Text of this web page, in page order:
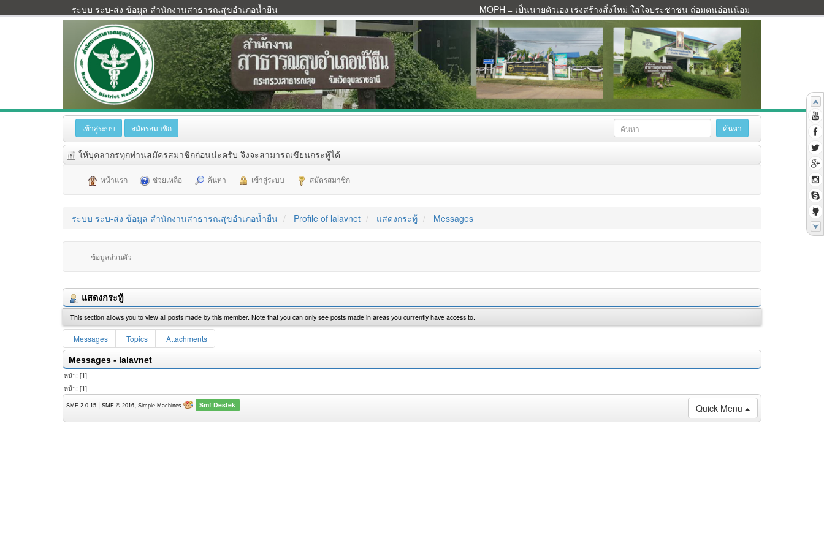
ระบบ ระบ-ส่ง ข้อมูล สำนักงานสาธารณสุขอำเภอน้ำยืน MOPH = เป็นนายตัวเอง เร่งสร้างสิ่งใหม่ ใส่ใจประชาชน ถ่อมตนอ่อนน้อม
เข้าสู่ระบบ สมัครสมาชิก
ให้บุคลากรทุกท่านสมัครสมาชิกก่อนน่ะครับ จึงจะสามารถเขียนกระทู้ได้
หน้าแรก ช่วยเหลือ ค้นหา เข้าสู่ระบบ สมัครสมาชิก
ระบบ ระบ-ส่ง ข้อมูล สำนักงานสาธารณสุขอำเภอน้ำยืน Profile of lalavnet แสดงกระทู้ Messages
ข้อมูลส่วนตัว
แสดงกระทู้
This section allows you to view all posts made by this member. Note that you can only see posts made in areas you currently have access to.
Messages Topics Attachments
Messages - lalavnet
หน้า: [1]
หน้า: [1]
Quick Menu
SMF 2.0.15 | SMF © 2016, Simple Machines Smf Destek